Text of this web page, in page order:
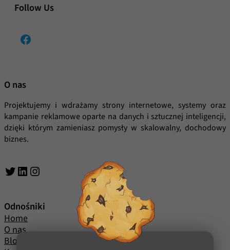
Follow Us
Facebook
O nas
Projektujemy i wdrażamy strony internetowe, systemy oraz
kampanie reklamowe oparte na danych i sztucznej inteligencji,
dzięki którym zamieniasz pomysły w skalowalny, dochodowy
biznes.
Twitter LinkedIn Instagram
Odnośniki
Home
O nas
Blog